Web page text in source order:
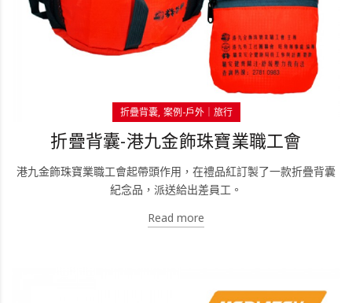
折疊背囊 案例-戶外｜旅行
折疊背囊-港九金飾珠寶業職工會
港九金飾珠寶業職工會起帶頭作用，在禮品紅訂製了一款折疊背囊
紀念品，派送給出差員工。
Read more